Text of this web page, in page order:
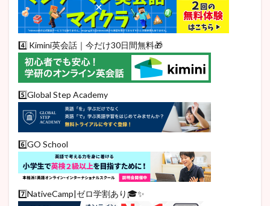
4️⃣ Kimini英会話｜今だけ30日間無料🎁
5️⃣Global Step Academy
6️⃣GO School
7️⃣NativeCamp|ゼロ学割あり🎓✨